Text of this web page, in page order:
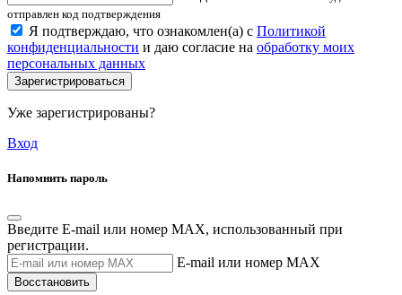
отправлен код подтверждения
Я подтверждаю, что ознакомлен(а) с Политикой
конфиденциальности и даю согласие на обработку моих
персональных данных
Зарегистрироваться
Уже зарегистрированы?
Вход
Напомнить пароль
Введите E-mail или номер MAX, использованный при
регистрации.
E-mail или номер MAX
Восстановить